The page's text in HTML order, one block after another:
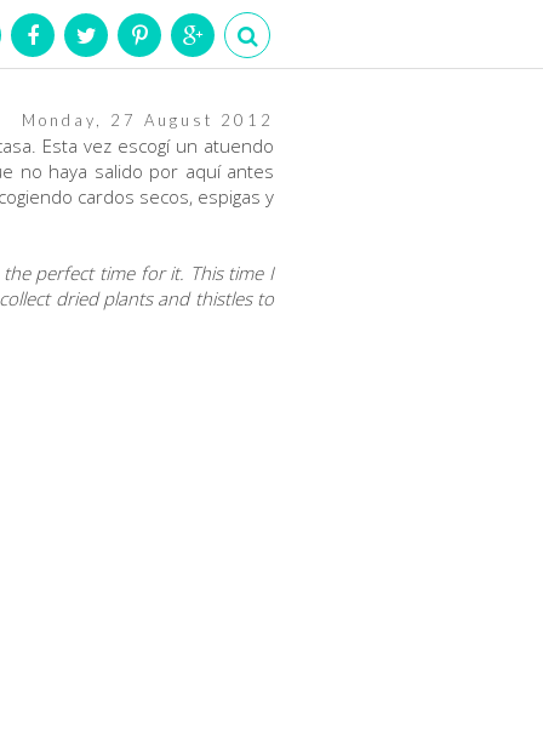
Monday, 27 August 2012
Esta vez escogí un atuendo
no haya salido por aquí antes
cardos secos, espigas y
perfect time for it. This time I
dried plants and thistles to